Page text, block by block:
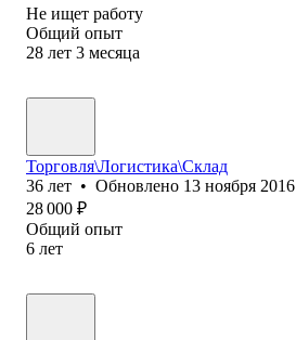
Не ищет работу
Общий опыт
28 лет 3 месяца
Торговля\Логистика\Склад
36 лет • Обновлено 13 ноября 2016
28 000 ₽
Общий опыт
6 лет